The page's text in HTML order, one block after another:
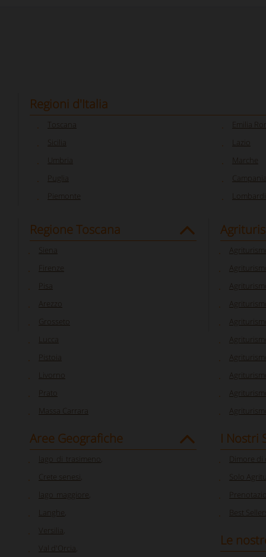
Regioni d'Italia
Toscana
Sicilia
Umbria
Puglia
Piemonte
Emilia
Lazio
Marche
Campania
Regione Toscana
Siena
Firenze
Pisa
Arezzo
Grosseto
Lucca
Pistoia
Livorno
Prato
Massa Carrara
Aree Geografiche
lago_di_trasimeno
Crete senesi
lago_maggiore
Langhe
Versilia
Val d'Orcia
I Nostri
Dimore di
Solo
Best Sellers
Le